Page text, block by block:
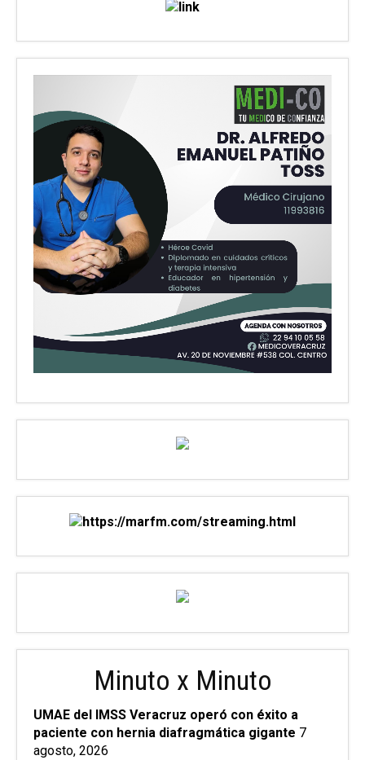
Minuto x Minuto
UMAE del IMSS Veracruz operó con éxito a
paciente con hernia diafragmática gigante 7
agosto, 2026